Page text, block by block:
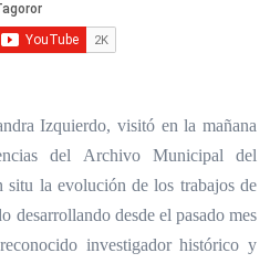
Izquierdo, visitó en la mañana
del Archivo Municipal del
situ la evolución de los trabajos de
desarrollando desde el pasado mes
investigador histórico y